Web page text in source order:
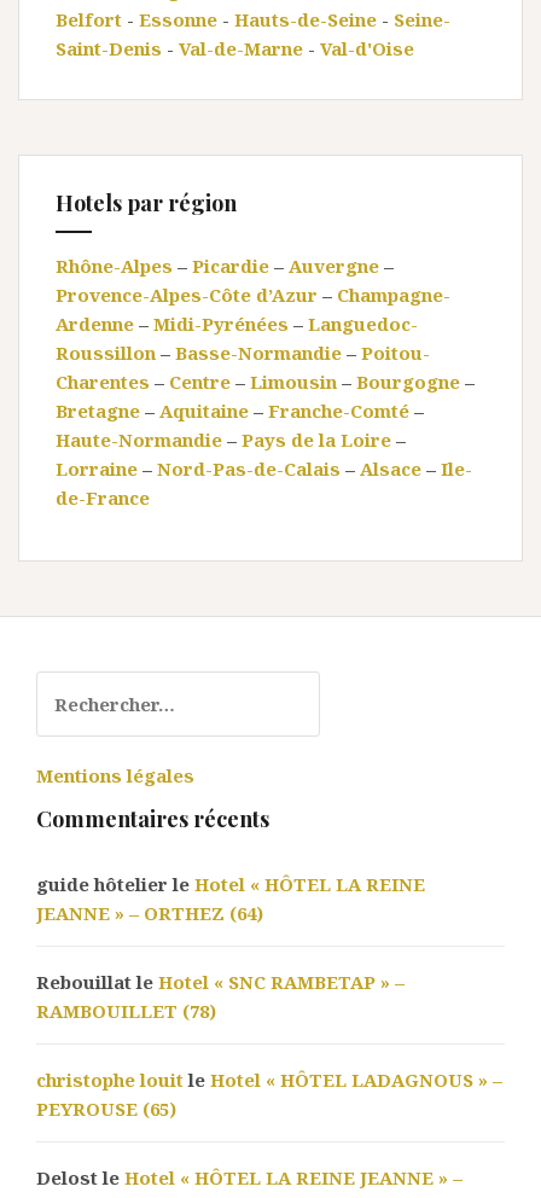
Belfort - Essonne - Hauts-de-Seine - Seine-
Saint-Denis - Val-de-Marne - Val-d'Oise
Hotels par région
Rhône-Alpes – Picardie – Auvergne –
Provence-Alpes-Côte d’Azur – Champagne-
Ardenne – Midi-Pyrénées – Languedoc-
Roussillon – Basse-Normandie – Poitou-
Charentes – Centre – Limousin – Bourgogne –
Bretagne – Aquitaine – Franche-Comté –
Haute-Normandie – Pays de la Loire –
Lorraine – Nord-Pas-de-Calais – Alsace – Ile-
de-France
Mentions légales
Commentaires récents
guide hôtelier le Hotel « HÔTEL LA REINE
JEANNE » – ORTHEZ (64)
Rebouillat le Hotel « SNC RAMBETAP » –
RAMBOUILLET (78)
christophe louitle Hotel « HÔTEL LADAGNOUS » –
PEYROUSE (65)
Delost le Hotel « HÔTEL LA REINE JEANNE » –